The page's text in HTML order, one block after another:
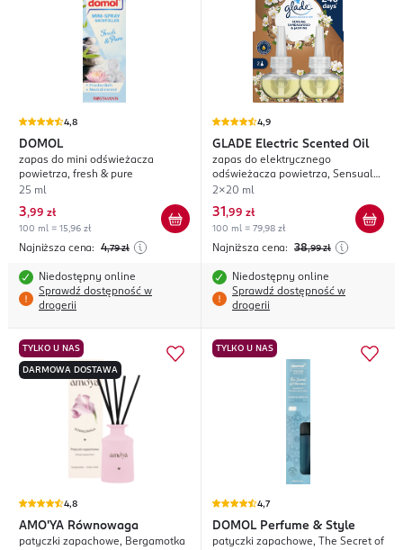
4,8
DOMOL
zapas do mini odświeżacza
powietrza, fresh & pure
25 ml
3,99 zł
100 ml = 15,96 zł
Najniższa cena: 4,79 zł
Niedostępny online
Sprawdź dostępność w
drogerii
4,9
GLADE Electric Scented Oil
zapas do elektrycznego
odświeżacza powietrza, Sensual
Sandalwood & Jasmine
2x20 ml
31 ,99 zł
100 ml = 79,98 zł
Najniższa cena: 38,99 zł
Niedostępny online
Sprawdź dostępność w
drogerii
TYLKO U NAS
DARMOWA DOSTAWA
4,8
AMO'YA Równowaga
patyczki zapachowe, Bergamotka
TYLKO U NAS
4,7
DOMOL Perfume & Style
patyczki zapachowe, The Secret of